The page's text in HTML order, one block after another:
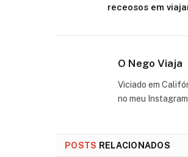
receosos em
O Nego Viaja
Viciado em
no meu
POSTS RELACIONADOS